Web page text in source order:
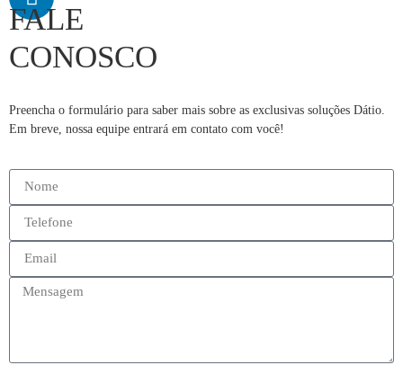
FALE
CONOSCO
Preencha o formulário para saber mais sobre as exclusivas soluções Dátio.
Em breve, nossa equipe entrará em contato com você!